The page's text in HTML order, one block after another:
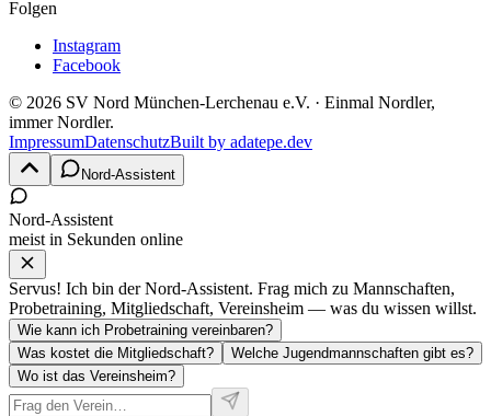
Folgen
Instagram
Facebook
© 2026 SV Nord München-Lerchenau e.V. · Einmal Nordler,
immer Nordler.
ImpressumDatenschutzBuilt by adatepe.dev
Nord-Assistent
Nord-Assistent
meist in Sekunden online
Servus! Ich bin der Nord-Assistent. Frag mich zu Mannschaften,
Probetraining, Mitgliedschaft, Vereinsheim — was du wissen willst.
Wie kann ich Probetraining vereinbaren?
Was kostet die Mitgliedschaft?
Welche Jugendmannschaften gibt es?
Wo ist das Vereinsheim?